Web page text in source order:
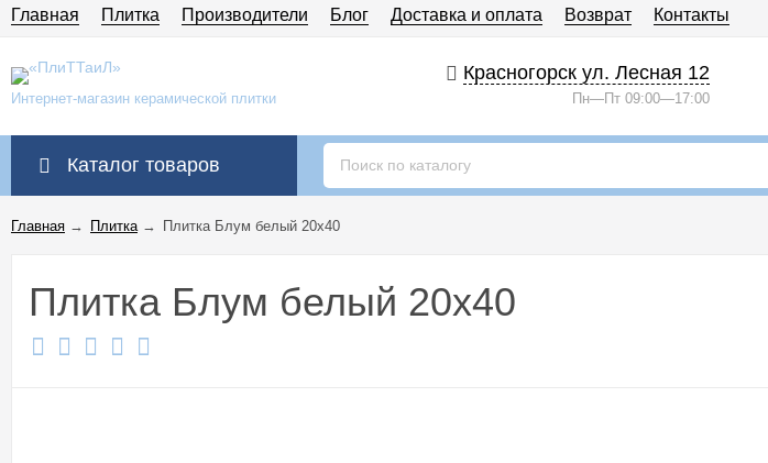
Главная Плитка Производители Блог Доставка и оплата Возврат Контакты
Интернет-магазин керамической плитки
Красногорск ул. Лесная 12
Пн—Пт 09:00—17:00
Каталог товаров
Главная → Плитка→ Плитка Блум белый 20x40
Плитка Блум белый 20x40